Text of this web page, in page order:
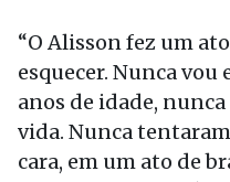
“O Alisson fez um
esquecer. Nunca vou
anos de idade,
vida. Nunca
cara, em um ato de